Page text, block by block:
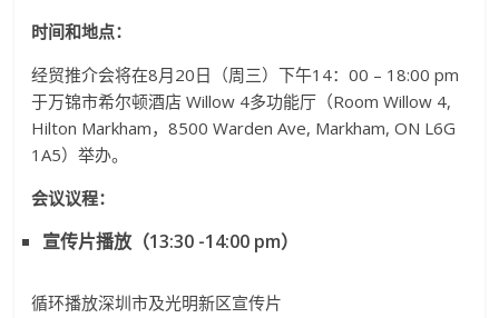
时间和地点：
经贸推介会将在8月20日（周三）下午14：00 – 18:00 pm
于万锦市希尔顿酒店 Willow 4多功能厅（Room Willow 4,
Hilton Markham，8500 Warden Ave, Markham, ON L6G
1A5）举办。
会议议程：
宣传片播放（13:30 -14:00 pm）
循环播放深圳市及光明新区宣传片